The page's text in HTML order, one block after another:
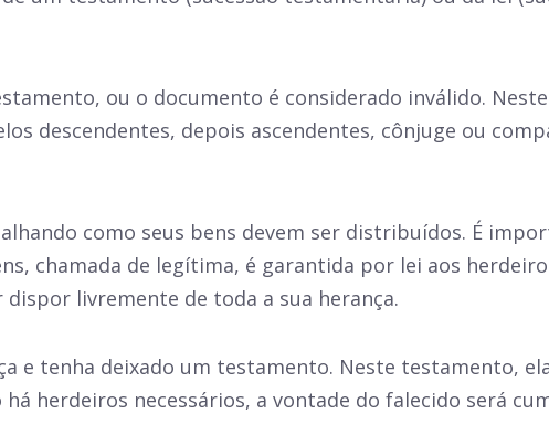
ou o documento é considerado inválido.
descendentes, depois ascendentes, cônjuge ou
como seus bens devem ser distribuídos. É
chamada de legítima, é garantida por lei aos
livremente de toda a sua herança.
e tenha deixado um testamento. Neste testamento,
herdeiros necessários, a vontade do falecido será